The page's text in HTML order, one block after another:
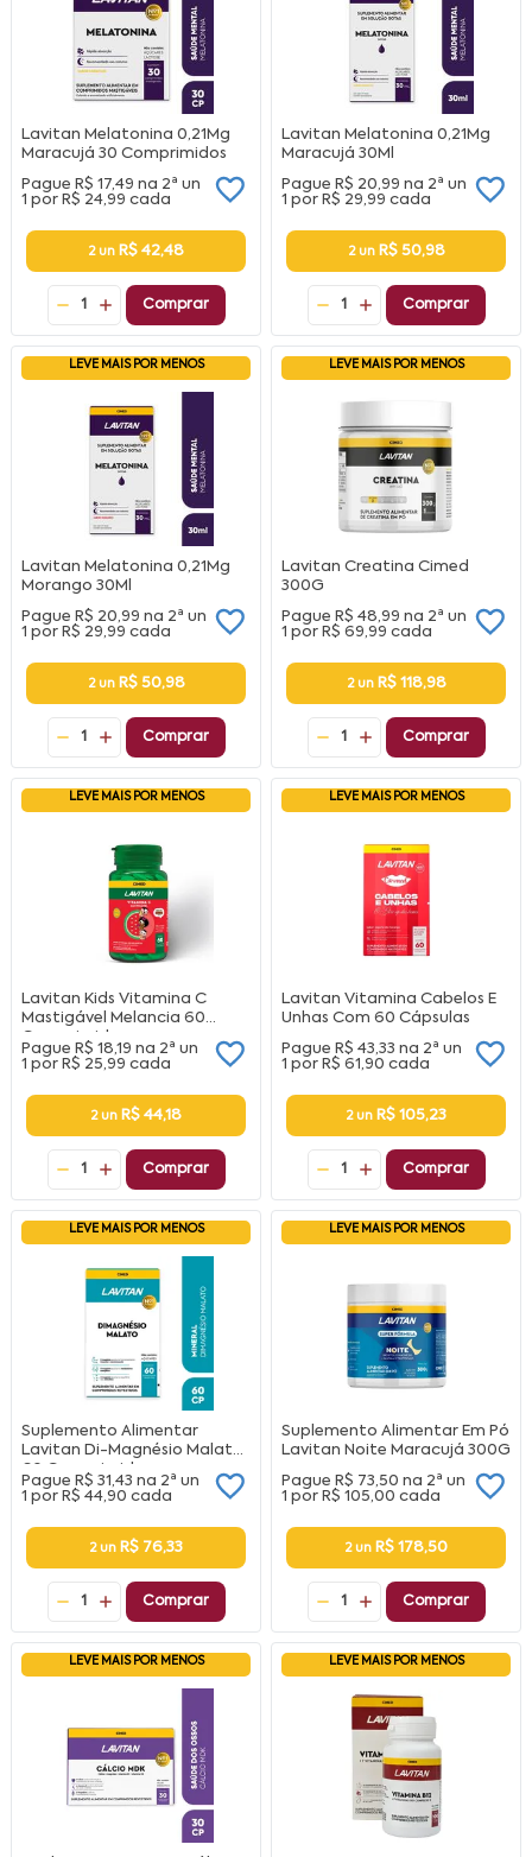
Lavitan Melatonina 0,21Mg
Maracujá 30 Comprimidos
Pague R$ 17,49 na 2ª un
1 por R$ 24,99 cada
2 un R$ 42,48
1 Comprar
Lavitan Melatonina 0,21Mg
Maracujá 30Ml
Pague R$ 20,99 na 2ª un
1 por R$ 29,99 cada
2 un R$ 50,98
1 Comprar
LEVE MAIS POR MENOS
Lavitan Melatonina 0,21Mg
Morango 30Ml
Pague R$ 20,99 na 2ª un
1 por R$ 29,99 cada
2 un R$ 50,98
1 Comprar
LEVE MAIS POR MENOS
Lavitan Creatina Cimed
300G
Pague R$ 48,99 na 2ª un
1 por R$ 69,99 cada
2 un R$ 118,98
1 Comprar
LEVE MAIS POR MENOS
Lavitan Kids Vitamina C
Mastigável Melancia 60
Comprimidos
Pague R$ 18,19 na 2ª un
1 por R$ 25,99 cada
2 un R$ 44,18
1 Comprar
LEVE MAIS POR MENOS
Lavitan Vitamina Cabelos E
Unhas Com 60 Cápsulas
Pague R$ 43,33 na 2ª un
1 por R$ 61,90 cada
2 un R$ 105,23
1 Comprar
LEVE MAIS POR MENOS
Suplemento Alimentar
Lavitan Di-Magnésio Malato
60 Comprimidos
Pague R$ 31,43 na 2ª un
1 por R$ 44,90 cada
2 un R$ 76,33
1 Comprar
LEVE MAIS POR MENOS
Suplemento Alimentar Em Pó
Lavitan Noite Maracujá 300G
Pague R$ 73,50 na 2ª un
1 por R$ 105,00 cada
2 un R$ 178,50
1 Comprar
LEVE MAIS POR MENOS LEVE MAIS POR MENOS